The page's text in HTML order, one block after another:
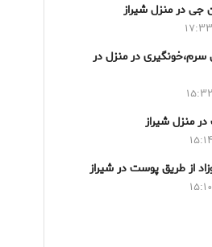
جی در منزل شیراز
سرم،خونگیری در منزل در
منزل شیراز
از طریق پوست در شیراز